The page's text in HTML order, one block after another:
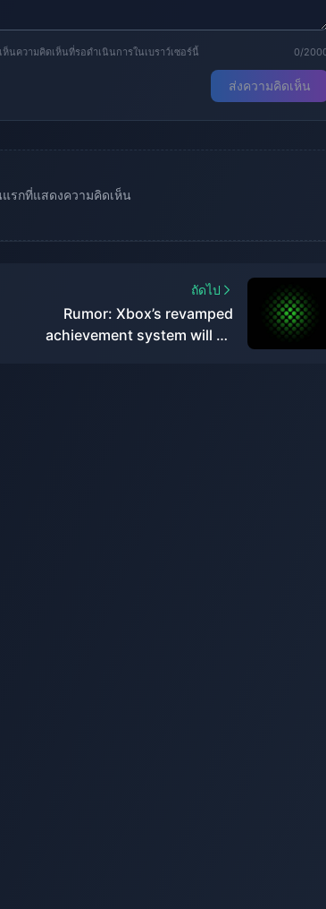
นความคิดเห็นที่รอดำเนินการในเบราว์เซอร์นี้ 0/
ส่งความคิดเห็น
รกที่แสดงความคิดเห็น
ถัดไป
Rumor: Xbox’s revamped
achievement system will be